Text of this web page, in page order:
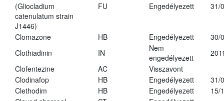
(Gliocladium
catenulatum strain
J1446)
FU Engedélyezett 31/
Clomazone HB Engedélyezett
30/
Clothiadinin
IN
Nem
engedélyezett
Clofentezine
AC
Visszavont
Clodinafop
HB Engedélyezett
31/
Clethodim
HB Engedélyezett
15/